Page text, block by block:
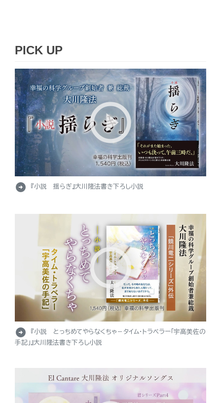
PICK UP
arrow_circle_right 『小説 揺らぎ』大川隆法書き下ろし小説
arrow_circle_right
『小説 とっちめてやらなくちゃ－タイム・トラベラー「宇高美佐の
手記」』大川隆法書き下ろし小説